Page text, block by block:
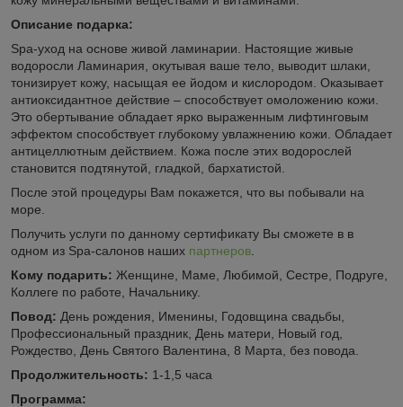
Описание подарка:
Sра-уход на основе живой ламинарии. Настоящие живые
водоросли Ламинария, окутывая ваше тело, выводит шлаки,
тонизирует кожу, насыщая ее йодом и кислородом. Оказывает
антиоксидантное действие – способствует омоложению кожи.
Это обертывание обладает ярко выраженным лифтинговым
эффектом способствует глубокому увлажнению кожи. Обладает
антицеллютным действием. Кожа после этих водорослей
становится подтянутой, гладкой, бархатистой.
После этой процедуры Вам покажется, что вы побывали на
море.
Получить услуги по данному сертификату Вы сможете в в
одном из Spa-салонов наших партнеров
Кому подарить: Женщине, Маме, Любимой, Сестре, Подруге,
Коллеге по работе, Начальнику.
Повод: День рождения, Именины, Годовщина свадьбы,
Профессиональный праздник, День матери, Новый год,
Рождество, День Святого Валентина, 8 Марта, без повода.
Продолжительность: 1-1,5 часа
Программа: